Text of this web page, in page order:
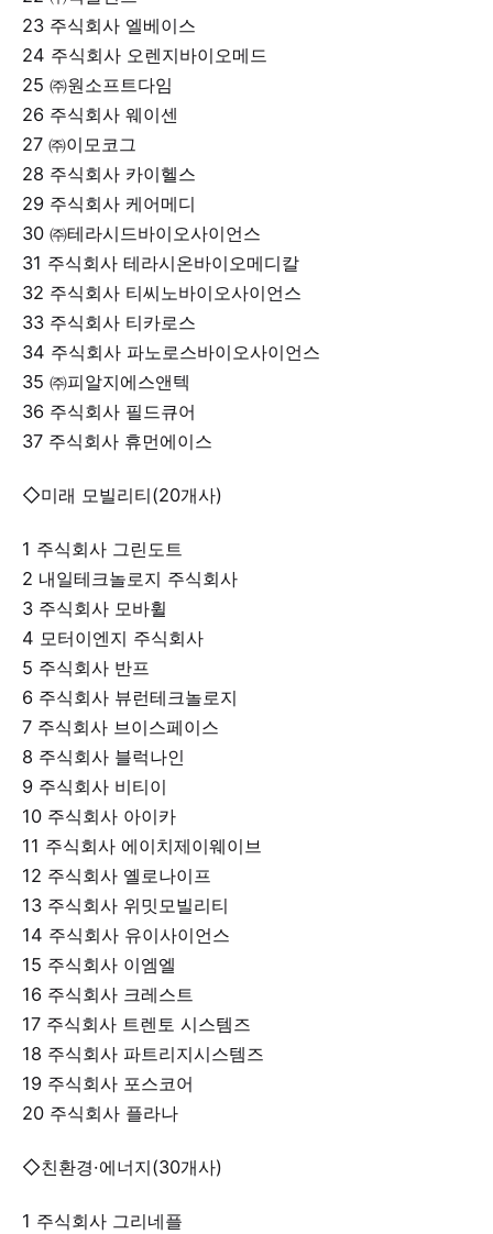
23 주식회사 엘베이스
24 주식회사 오렌지바이오메드
25 ㈜원소프트다임
26 주식회사 웨이센
27 ㈜이모코그
28 주식회사 카이헬스
29 주식회사 케어메디
30 ㈜테라시드바이오사이언스
31 주식회사 테라시온바이오메디칼
32 주식회사 티씨노바이오사이언스
33 주식회사 티카로스
34 주식회사 파노로스바이오사이언스
35 ㈜피알지에스앤텍
36 주식회사 필드큐어
37 주식회사 휴먼에이스
◇미래 모빌리티(20개사)
1 주식회사 그린도트
2 내일테크놀로지 주식회사
3 주식회사 모바휠
4 모터이엔지 주식회사
5 주식회사 반프
6 주식회사 뷰런테크놀로지
7 주식회사 브이스페이스
8 주식회사 블럭나인
9 주식회사 비티이
10 주식회사 아이카
11 주식회사 에이치제이웨이브
12 주식회사 옐로나이프
13 주식회사 위밋모빌리티
14 주식회사 유이사이언스
15 주식회사 이엠엘
16 주식회사 크레스트
17 주식회사 트렌토 시스템즈
18 주식회사 파트리지시스템즈
19 주식회사 포스코어
20 주식회사 플라나
◇친환경·에너지(30개사)
1 주식회사 그리네플